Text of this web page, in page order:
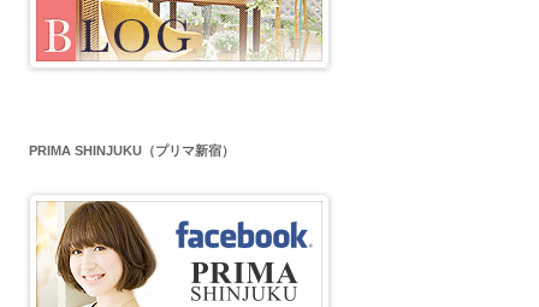
PRIMA SHINJUKU（プリマ新宿）